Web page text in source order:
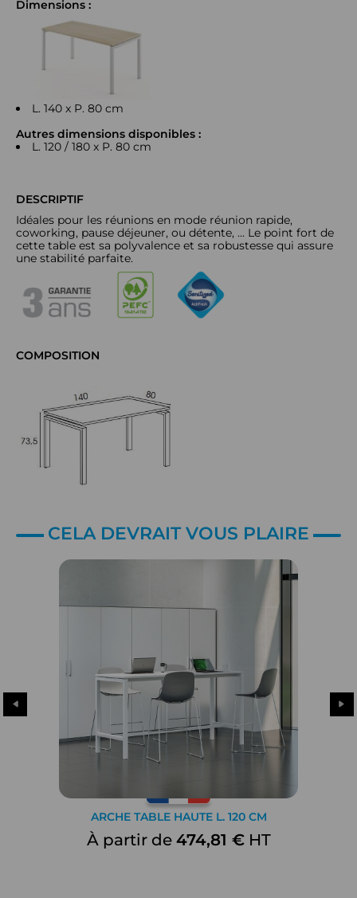
Dimensions :
L. 140 x P. 80 cm
Autres dimensions disponibles :
L. 120 / 180 x P. 80 cm
DESCRIPTIF
Idéales pour les réunions en mode réunion rapide,
coworking, pause déjeuner, ou détente, ... Le point fort de
cette table est sa polyvalence et sa robustesse qui assure
une stabilité parfaite.
COMPOSITION
CELA DEVRAIT VOUS PLAIRE
ARCHE TABLE HAUTE L. 120 CM
À partir de 474,81 €HT